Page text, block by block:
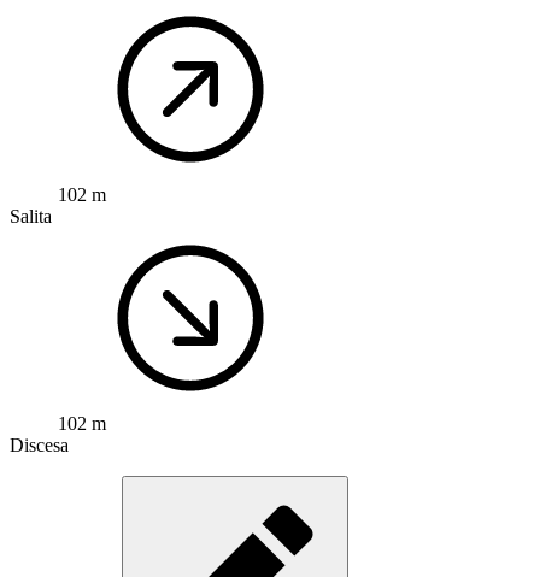
102 m
Salita
102 m
Discesa